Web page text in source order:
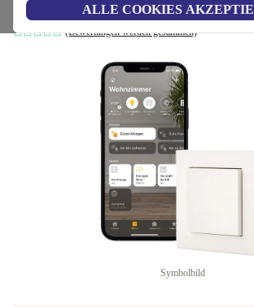
ALLE COOKIES
weiß
(Bewertungen werden gesammelt)
Symbolbild